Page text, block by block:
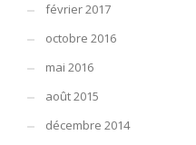
février 2017
octobre 2016
mai 2016
août 2015
décembre 2014